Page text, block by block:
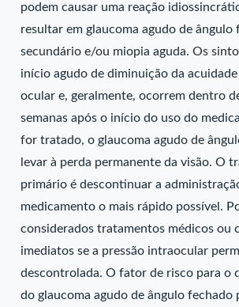
podem causar uma reação
resultar em glaucoma agudo de ângulo
secundário e/ou miopia aguda. Os
início agudo de diminuição da
ocular e, geralmente, ocorrem dentro
semanas após o início do uso do
for tratado, o glaucoma agudo de
levar à perda permanente da visão. O
primário é descontinuar a
medicamento o mais rápido possível.
considerados tratamentos médicos ou
imediatos se a pressão intraocular
descontrolada. O fator de risco para o
do glaucoma agudo de ângulo fechado